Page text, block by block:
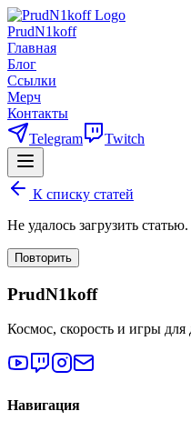
PrudN1koff
Главная
Блог
Ссылки
Мерч
Контакты
Telegram
Twitch
К списку статей
Не удалось загрузить
Повторить
PrudN1koff
Космос, скорость и игры
Навигация